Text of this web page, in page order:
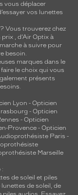
vous déplacer
vos lunettes
Vous trouverez chez
, d’Air Optix à
à suivre pour
besoin.
marques dans le
le choix qui vous
présents
Lyon - Opticien
- Opticien
- Opticien
Provence - Opticien
Paris -
Marseille
:
de soleil et piles
de soleil, de